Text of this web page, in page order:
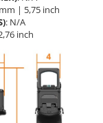
| 5,75 inch
: N/A
inch